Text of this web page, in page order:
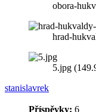
obora-
hrad-
5.jpg
stanislavrek
Příspěvky: 6